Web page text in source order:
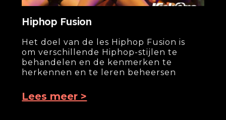
Hiphop Fusion
Het doel van de les Hiphop Fusion is
om verschillende Hiphop-stijlen te
behandelen en de kenmerken te
herkennen en te leren beheersen
Lees meer >